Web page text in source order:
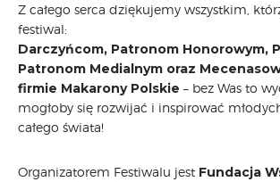
Z całego serca dziękujemy wszystkim,
festiwal:
Darczyńcom, Patronom Honorowym,
Patronom Medialnym oraz
firmie Makarony Polskie – bez Was to
mogłoby się rozwijać i inspirować
całego świata!
Organizatorem Festiwalu jest Fundacja